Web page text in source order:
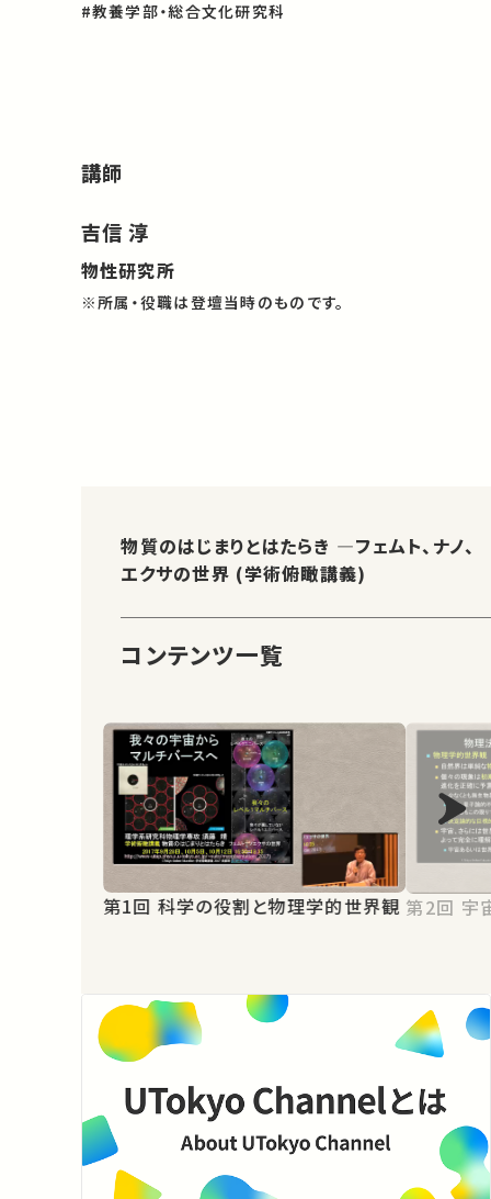
#教養学部・総合文化研究科
講師
吉信 淳
物性研究所
※所属・役職は登壇当時のものです。
物質のはじまりとはたらき ―フェムト、ナノ、
エクサの世界 (学術俯瞰講義)
コンテンツ一覧
第1回 科学の役割と物理学的世界観 第2